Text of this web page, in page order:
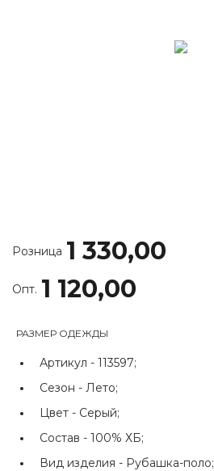
Розница 1 330,00
Опт. 1 120,00
РАЗМЕР ОДЕЖДЫ
Артикул - 113597;
Сезон - Лето;
Цвет - Серый;
Состав - 100% ХБ;
Вид изделия - Рубашка-поло;